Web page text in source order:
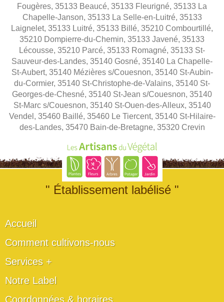
Fougères, 35133 Beaucé, 35133 Fleurigné, 35133 La
Chapelle-Janson, 35133 La Selle-en-Luitré, 35133
Laignelet, 35133 Luitré, 35133 Billé, 35210 Combourtillé,
35210 Dompierre-du-Chemin, 35133 Javené, 35133
Lécousse, 35210 Parcé, 35133 Romagné, 35133 St-
Sauveur-des-Landes, 35140 Gosné, 35140 La Chapelle-
St-Aubert, 35140 Mézières s/Couesnon, 35140 St-Aubin-
du-Cormier, 35140 St-Christophe-de-Valains, 35140 St-
Georges-de-Chesné, 35140 St-Jean s/Couesnon, 35140
St-Marc s/Couesnon, 35140 St-Ouen-des-Alleux, 35140
Vendel, 35460 Baillé, 35460 Le Tiercent, 35140 St-Hilaire-
des-Landes, 35470 Bain-de-Bretagne, 35320 Crevin
" Établissement labélisé "
Accueil
Comment cultivons-nous
Services +
Notre Label
Coordonnées & horaires